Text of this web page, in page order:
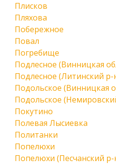
Плисков
Пляхова
Побережное
Повал
Погребище
Подлесное (Винницкая
Подлесное (Литинский р-
Подольское (Винницкая
Подольское
Покутино
Полевая Лысиевка
Политанки
Попелюхи
Попелюхи (Песчанский р-